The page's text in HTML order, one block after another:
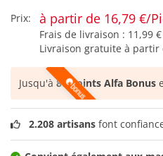
Prix:
à partir de 16,79 €/
Frais de livraison : 11,99 €
Livraison gratuite à partir
Jusqu'à87 points Alfa Bonus
2.208 artisans font